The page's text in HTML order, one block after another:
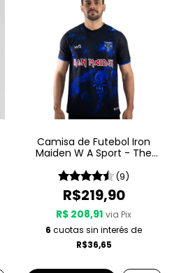
Camisa de Futebol Iron
Maiden W A Sport - The
(9)
R$219,90
R$ 208,91 via Pix
6 cuotas sin interés de
R$36,65